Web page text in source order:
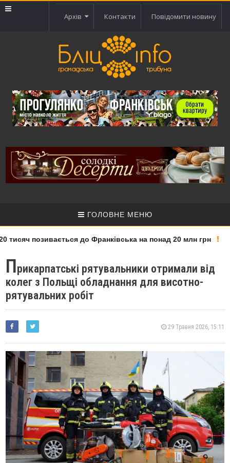
Архів Контакти Повідомити новину
ГОЛОВНЕ МЕНЮ
позивається до Франківська на понад 20 млн грн
Прикарпатські рятувальники отримали від
колег з Польщі обладнання для висотно-
рятувальних робіт
29 Травня 2026, 15:11